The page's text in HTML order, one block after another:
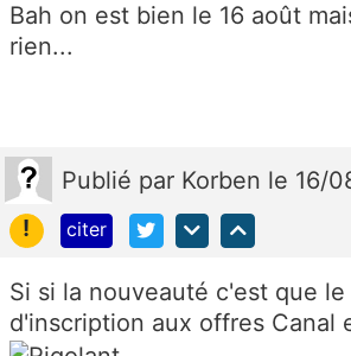
Bah on est bien le 16 août
rien...
Publié par Korben le 16/
!
citer
Si si la nouveauté c'est que
d'inscription aux offres Canal